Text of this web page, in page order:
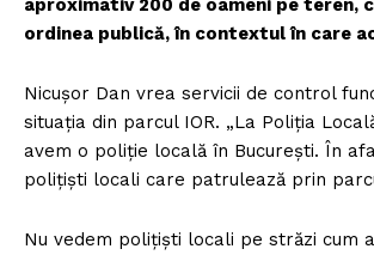
aproximativ 200 de oameni pe teren,
ordinea publică, în contextul în care
Nicușor Dan vrea servicii de control
situația din parcul IOR. „La Poliția
avem o poliție locală în București. În
polițiști locali care patrulează prin
Nu vedem polițiști locali pe străzi cum